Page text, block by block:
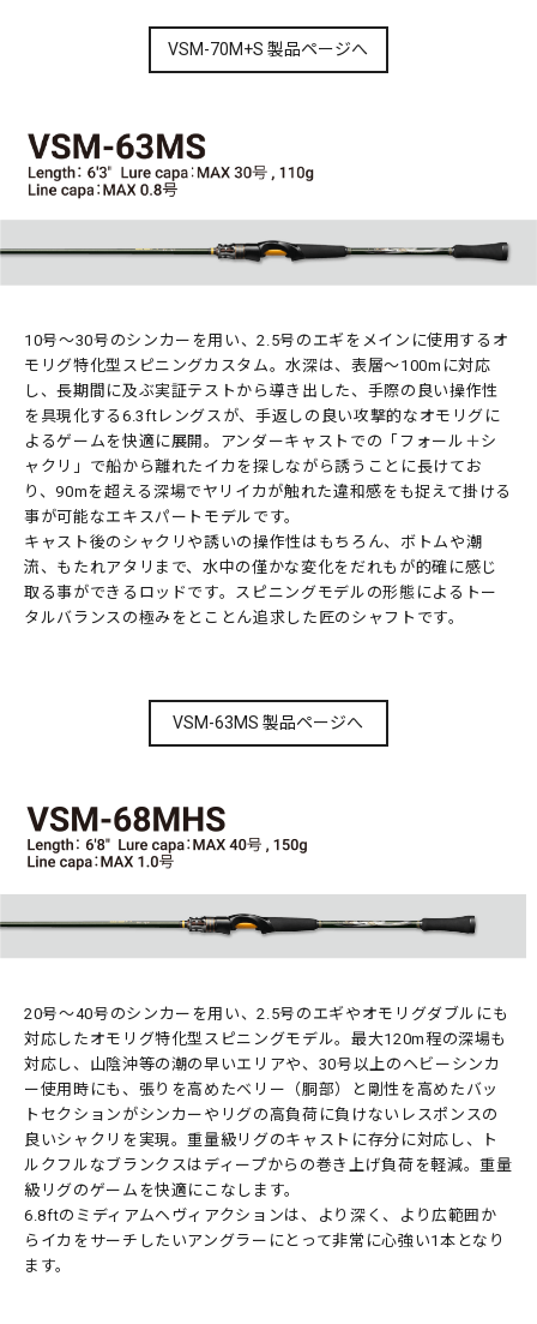
VSM-70M+S 製品ページへ
10号～30号のシンカーを用い、2.5号のエギをメインに使用するオ
モリグ特化型スピニングカスタム。水深は、表層～100mに対応
し、長期間に及ぶ実証テストから導き出した、手際の良い操作性
を具現化する6.3ftレングスが、手返しの良い攻撃的なオモリグに
よるゲームを快適に展開。アンダーキャストでの「フォール＋シ
ャクリ」で船から離れたイカを探しながら誘うことに長けてお
り、90mを超える深場でヤリイカが触れた違和感をも捉えて掛ける
事が可能なエキスパートモデルです。
キャスト後のシャクリや誘いの操作性はもちろん、ボトムや潮
流、もたれアタリまで、水中の僅かな変化をだれもが的確に感じ
取る事ができるロッドです。スピニングモデルの形態によるトー
タルバランスの極みをとことん追求した匠のシャフトです。
VSM-63MS 製品ページへ
20号～40号のシンカーを用い、2.5号のエギやオモリグダブルにも
対応したオモリグ特化型スピニングモデル。最大120m程の深場も
対応し、山陰沖等の潮の早いエリアや、30号以上のヘビーシンカ
ー使用時にも、張りを高めたベリー（胴部）と剛性を高めたバッ
トセクションがシンカーやリグの高負荷に負けないレスポンスの
良いシャクリを実現。重量級リグのキャストに存分に対応し、ト
ルクフルなブランクスはディープからの巻き上げ負荷を軽減。重量
級リグのゲームを快適にこなします。
6.8ftのミディアムヘヴィアクションは、より深く、より広範囲か
らイカをサーチしたいアングラーにとって非常に心強い1本となり
ます。